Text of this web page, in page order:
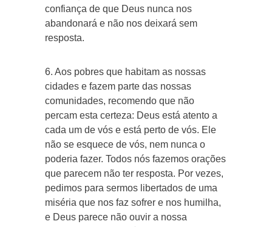
confiança de que Deus nunca nos
abandonará e não nos deixará sem
resposta.
6. Aos pobres que habitam as nossas
cidades e fazem parte das nossas
comunidades, recomendo que não
percam esta certeza: Deus está atento a
cada um de vós e está perto de vós. Ele
não se esquece de vós, nem nunca o
poderia fazer. Todos nós fazemos orações
que parecem não ter resposta. Por vezes,
pedimos para sermos libertados de uma
miséria que nos faz sofrer e nos humilha,
e Deus parece não ouvir a nossa